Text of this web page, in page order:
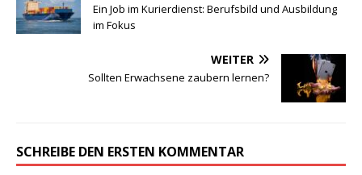
Ein Job im Kurierdienst: Berufsbild und Ausbildung
im Fokus
WEITER
Sollten Erwachsene zaubern lernen?
SCHREIBE DEN ERSTEN KOMMENTAR